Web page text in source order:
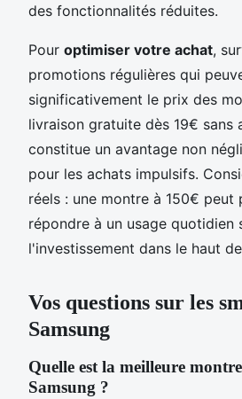
des fonctionnalités réduites.
Pour optimiser votre achat,
promotions régulières qui
significativement le prix des
livraison gratuite dès 19€ sans
constitue un avantage non
pour les achats impulsifs.
réels : une montre à 150€ peut
répondre à un usage quotidien
l'investissement dans le haut
Vos questions sur les
Samsung
Quelle est la meilleure
Samsung ?